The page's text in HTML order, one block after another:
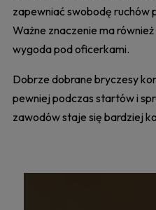
zapewniać swobodę ruchów
Ważne znaczenie ma
wygoda pod oficerkami.
Dobrze dobrane bryczesy
pewniej podczas startów i
zawodów staje się bardziej